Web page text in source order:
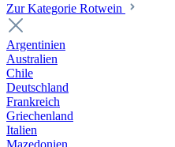
Zur Kategorie Rotwein
Argentinien
Australien
Chile
Deutschland
Frankreich
Griechenland
Italien
Mazedonien